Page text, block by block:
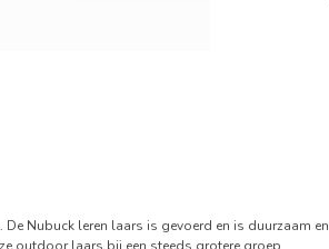
Nubuck leren laars is gevoerd en is duurzaam en